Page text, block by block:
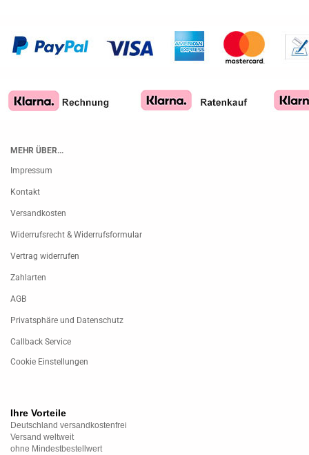
MEHR ÜBER...
Impressum
Kontakt
Versandkosten
Widerrufsrecht & Widerrufsformular
Vertrag widerrufen
Zahlarten
AGB
Privatsphäre und Datenschutz
Callback Service
Cookie Einstellungen
Ihre Vorteile
Deutschland versandkostenfrei
Versand weltweit
ohne Mindestbestellwert